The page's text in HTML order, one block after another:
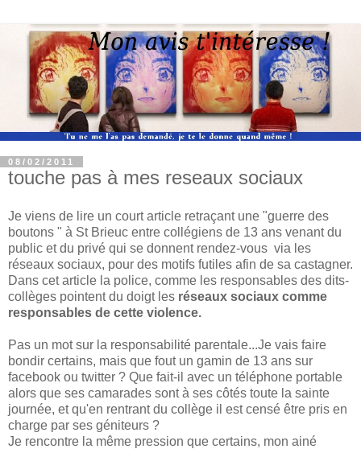
08/02/2011
touche pas à mes reseaux sociaux
Je viens de lire un court article retraçant une "guerre des
boutons " à St Brieuc entre collégiens de 13 ans venant du
public et du privé qui se donnent rendez-vous via les
réseaux sociaux, pour des motifs futiles afin de sa castagner.
Dans cet article la police, comme les responsables des dits-
collèges pointent du doigt les réseaux sociaux comme
responsables de cette violence.
Pas un mot sur la responsabilité parentale...Je vais faire
bondir certains, mais que fout un gamin de 13 ans sur
facebook ou twitter ? Que fait-il avec un téléphone portable
alors que ses camarades sont à ses côtés toute la sainte
journée, et qu'en rentrant du collège il est censé être pris en
charge par ses géniteurs ?
Je rencontre la même pression que certains, mon ainé